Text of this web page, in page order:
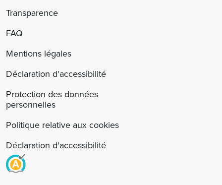
Transparence
FAQ
Mentions légales
Déclaration d'accessibilité
Protection des données
personnelles
Politique relative aux cookies
Déclaration d'accessibilité